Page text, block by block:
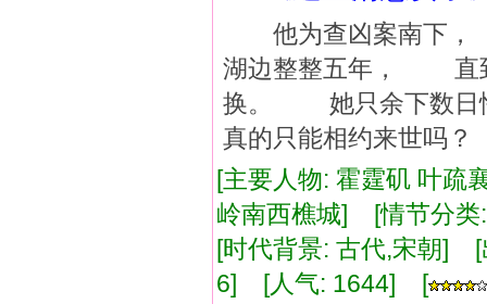
他为查凶案南下
湖边整整五年， 直
换。 她只余下数日
真的只能相约来世吗？
[主要人物: 霍霆矶 叶
岭南西樵城] [情节分
[时代背景: 古代,宋朝]
6] [人气: 1644] [